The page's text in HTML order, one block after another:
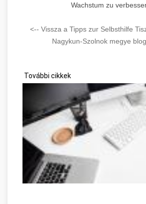
Wachstum zu
<-- Vissza a Tipps zur Selbsthilfe
Nagykun-Szolnok megye
További cikkek